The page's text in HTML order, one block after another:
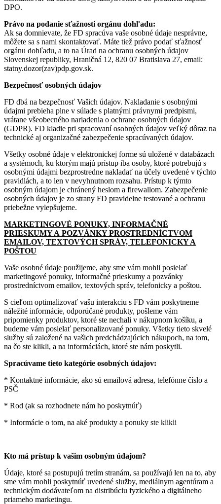
DPO.
Právo na podanie sťažnosti orgánu dohľadu:
Ak sa domnievate, že FD spracúva vaše osobné údaje nesprávne,
môžete sa s nami skontaktovať. Máte tiež právo podať sťažnosť
orgánu dohľadu, a to na Úrad na ochranu osobných údajov
Slovenskej republiky, Hraničná 12, 820 07 Bratislava 27, email:
statny.dozor(zav)pdp.gov.sk.
Bezpečnosť osobných údajov
FD dbá na bezpečnosť Vašich údajov. Nakladanie s osobnými
údajmi prebieha plne v súlade s platnými právnymi predpismi,
vrátane všeobecného nariadenia o ochrane osobných údajov
(GDPR). FD kladie pri spracovaní osobných údajov veľký dôraz na
technické aj organizačné zabezpečenie spracúvaných údajov.
Všetky osobné údaje v elektronickej forme sú uložené v databázach
a systémoch, ku ktorým majú prístup iba osoby, ktoré potrebujú s
osobnými údajmi bezprostredne nakladať na účely uvedené v týchto
pravidlách, a to len v nevyhnutnom rozsahu. Prístup k týmto
osobným údajom je chránený heslom a firewallom. Zabezpečenie
osobných údajov je zo strany FD pravidelne testované a ochranu
priebežne vylepšujeme.
MARKETINGOVÉ PONUKY, INFORMAČNÉ
PRIESKUMY A POZVÁNKY PROSTREDNÍCTVOM
EMAILOV, TEXTOVÝCH SPRÁV, TELEFONICKY A
POŠTOU
Vaše osobné údaje použijeme, aby sme vám mohli posielať
marketingové ponuky, informačné prieskumy a pozvánky
prostredníctvom emailov, textových správ, telefonicky a poštou.
S cieľom optimalizovať vašu interakciu s FD vám poskytneme
náležité informácie, odporúčané produkty, pošleme vám
pripomienky produktov, ktoré ste nechali v nákupnom košíku, a
budeme vám posielať personalizované ponuky. Všetky tieto skvelé
služby sú založené na vašich predchádzajúcich nákupoch, na tom,
na čo ste klikli, a na informáciách, ktoré ste nám poskytli.
Spracúvame tieto kategórie osobných údajov:
* Kontaktné informácie, ako sú emailová adresa, telefónne číslo a
PSČ
* Rod (ak sa rozhodnete nám ho poskytnúť)
* Informácie o tom, na aké produkty a ponuky ste klikli
Kto má prístup k vašim osobným údajom?
Údaje, ktoré sa postupujú tretím stranám, sa používajú len na to, aby
sme vám mohli poskytnúť uvedené služby, mediálnym agentúram a
technickým dodávateľom na distribúciu fyzického a digitálneho
priameho marketingu.